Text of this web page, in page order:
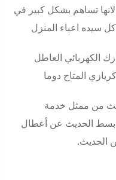
تساهم بشكل كبير في
كل سيده اعباء المنزل
الكهربائي العاطل
المتاح دوما
من ممثل خدمة
بسط الحديث عن أعطال
الحديث.